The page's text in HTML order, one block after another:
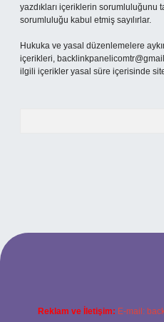
yazdıkları içeriklerin sorumluluğunu
sorumluluğu kabul etmiş sayılırlar.
Hukuka ve yasal düzenlemelere
içerikleri,
ilgili içerikler yasal süre içerisinde
Reklam ve İletişim: E-mail: